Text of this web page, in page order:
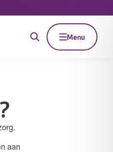
Menu
aan